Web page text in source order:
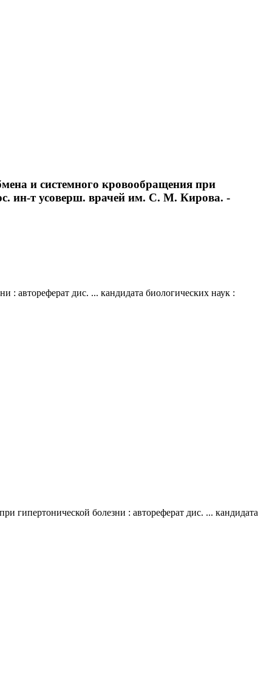
и системного кровообращения при
ин-т усоверш. врачей им. С. М. Кирова. -
: автореферат дис. ... кандидата биологических наук :
гипертонической болезни : автореферат дис. ... кандидата